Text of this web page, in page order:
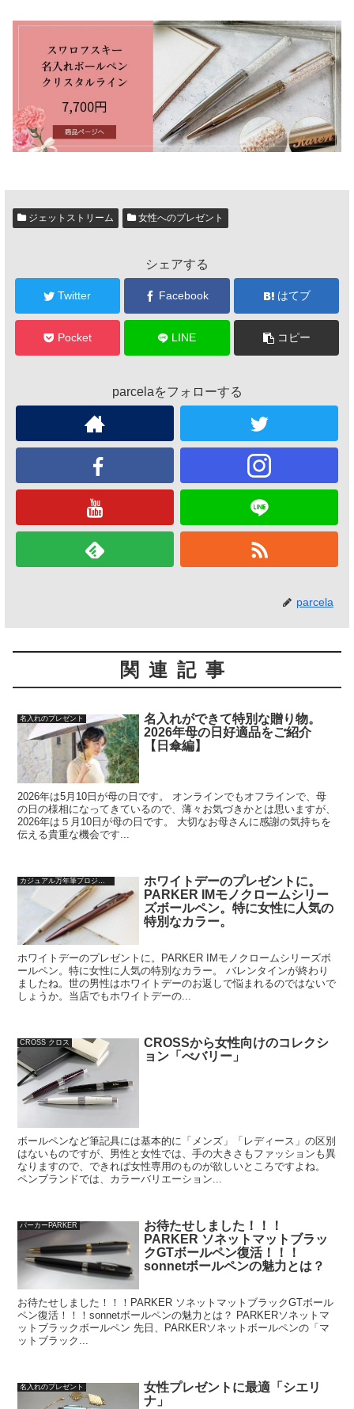
ジェットストリーム 女性へのプレゼント
シェアする
Twitter Facebook はてブ
Pocket LINE コピー
parcelaをフォローする
parcela
関連記事
名入れのプレゼント
名入れができて特別な贈り物。
2026年母の日好適品をご紹介
【日傘編】
2026年は5月10日が母の日です。 オンラインでもオフラインで、母
の日の様相になってきているので、薄々お気づきかとは思いますが、
2026年は５月10日が母の日です。 大切なお母さんに感謝の気持ちを
伝える貴重な機会です...
ホワイトデーのプレゼントに。
PARKER IMモノクロームシリー
ズボールペン。特に女性に人気の
特別なカラー。
ホワイトデーのプレゼントに。PARKER IMモノクロームシリーズボ
ールペン。特に女性に人気の特別なカラー。 バレンタインが終わり
ましたね。世の男性はホワイトデーのお返しで悩まれるのではないで
しょうか。当店でもホワイトデーの...
CROSS クロス
CROSSから女性向けのコレクシ
ョン「べバリー」
ボールペンなど筆記具には基本的に「メンズ」「レディース」の区別
はないものですが、男性と女性では、手の大きさもファッションも異
なりますので、できれば女性専用のものが欲しいところですよね。
ペンブランドでは、カラーバリエーション...
パーカーPARKER
お待たせしました！！！
PARKER ソネットマットブラッ
クGTボールペン復活！！！
sonnetボールペンの魅力とは？
お待たせしました！！！PARKER ソネットマットブラックGTボール
ペン復活！！！sonnetボールペンの魅力とは？ PARKERソネットマ
ットブラックボールペン 先日、PARKERソネットボールペンの「マ
ットブラック...
名入れのプレゼント
女性プレゼントに最適「シエリ
ナ」